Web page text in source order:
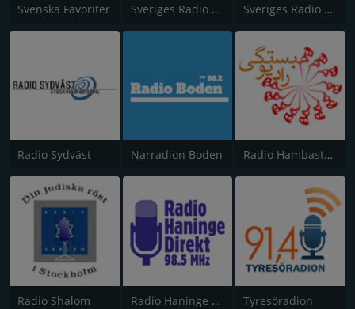
Svenska Favoriter Sveriges Radio Sisuradio Sveriges Radio SR Sápmi
Radio Sydväst Narradion Boden Radio Hambastegi
Radio Shalom Radio Haninge Direkt Tyresöradion